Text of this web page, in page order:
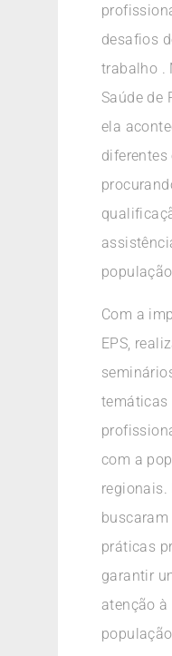
desafios
trabalho .
Saúde de
ela
diferentes
Com a
EPS,
temáticas
com a
regionais.
práticas
garantir
atenção à